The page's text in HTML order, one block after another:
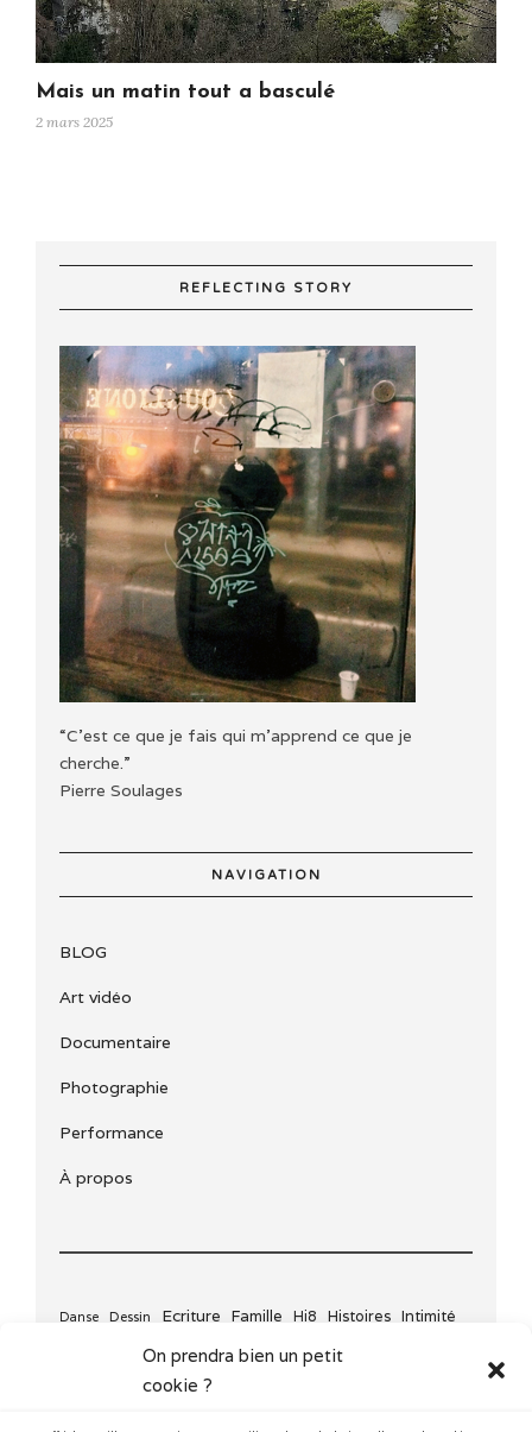
On prendra bien un petit
cookie ?
Mais un matin tout a basculé
2 mars 2025
REFLECTING STORY
“C'est ce que je fais qui m'apprend ce que je
cherche.”
Pierre Soulages
NAVIGATION
BLOG
Art vidéo
Documentaire
Photographie
Performance
À propos
Danse Dessin Ecriture Famille Hi8 Histoires Intimité
Quotidien Voyage